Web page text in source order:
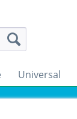
Universal